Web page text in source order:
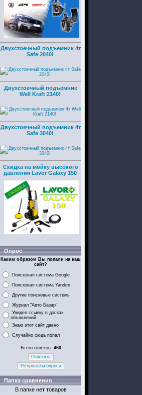
Двухстоечный подъемник 4т
Safe 2040!
Двухстоечный подъемник
Well Kraft 2140!
Двухстоечный подъемник 4т
Safe 3040!
Скидка на мойку высокого
давления Lavor Galaxy 150
Опрос
Каким образом Вы попали на наш
сайт?
Поисковая система Google
Поисковая система Yandex
Другие поисковые системы
Журнал "Авто Базар"
Увидел ссылку в досках
объявлений
Знаю этот сайт давно
Случайно сюда попал
Всего ответов: 460
Ответить
Результаты опроса
Папка сравнения
В папке нет товаров